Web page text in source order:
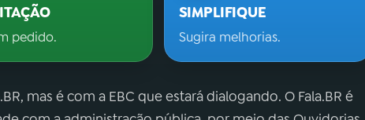
pedido.
SIMPLIFIQUE
Sugira melhorias.
mas é com a EBC que estará dialogando. O Fala.BR é